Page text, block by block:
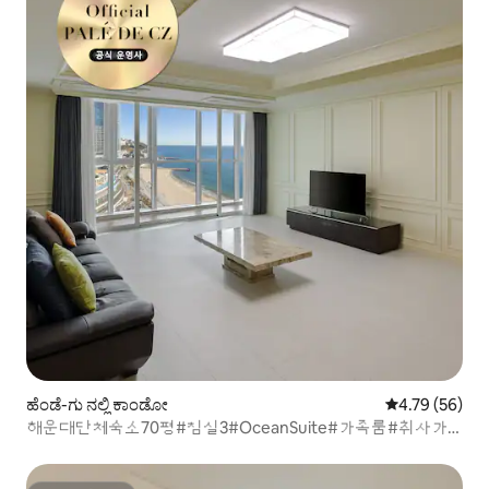
ಹೆಂಡೆ-ಗು ನಲ್ಲಿ ಕಾಂಡೋ 5 ರಲ್ಲಿ 4.79
4.79 (56)
해운대단체숙소70평#침실3#OceanSuite#가족룸#취사가